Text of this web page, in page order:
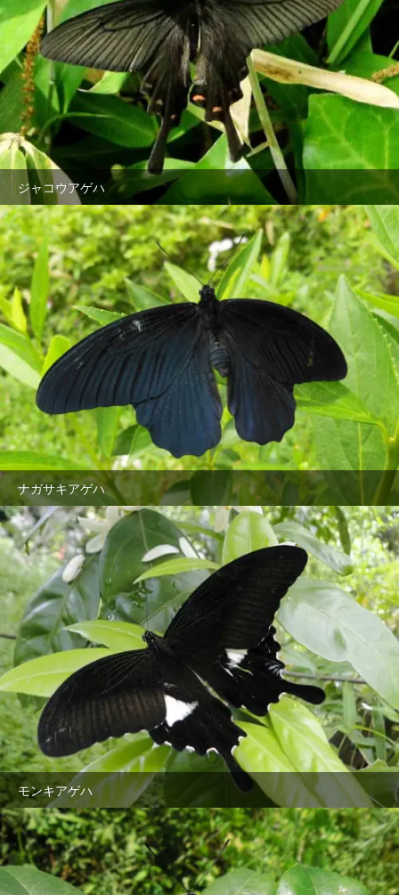
ジャコウアゲハ
ナガサキアゲハ
モンキアゲハ